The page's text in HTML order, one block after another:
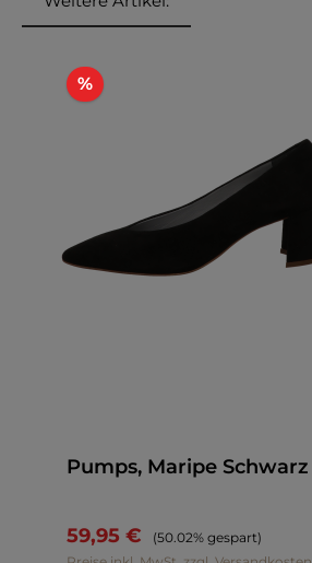
%Rabatt
Pumps, Maripe Schwarz
59,95 € Regulärer Preis:
(50.02% gespart)